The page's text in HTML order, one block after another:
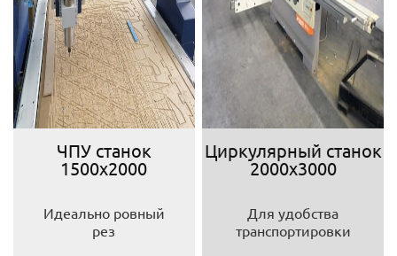
ЧПУ станок
1500х2000
Идеально ровный
рез
Циркулярный станок
2000х3000
Для удобства
транспортировки